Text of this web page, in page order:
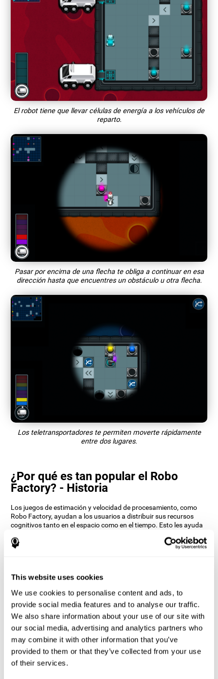
This website uses cookies
We use cookies to personalise content and ads, to
provide social media features and to analyse our traffic.
We also share information about your use of our site with
our social media, advertising and analytics partners who
may combine it with other information that you’ve
provided to them or that they’ve collected from your use
of their services.
El robot tiene que llevar células de energía a los vehículos de
reparto.
Pasar por encima de una flecha te obliga a continuar en esa
dirección hasta que encuentres un obstáculo u otra flecha.
Los teletransportadores te permiten moverte rápidamente
entre dos lugares.
¿Por qué es tan popular el Robo
Factory? - Historia
Los juegos de estimación y velocidad de procesamiento, como
Robo Factory, ayudan a los usuarios a distribuir sus recursos
cognitivos tanto en el espacio como en el tiempo. Esto les ayuda
mantiene al usuario entretenido mientras trabaja sus diferentes
habilidades cognitivas.
Factory” mis habilidades cognitivas?
Jugar a Robo Factory estimula un patrón de activación neural
específico. Repetir y entrenar de manera consistente este patrón,
puede ayudar a crear nuevas sinapsis, y a que los circuitos
neuronales se reorganicen y recuperen funciones cognitivas
debilitadas o dañadas.
El juego del Robo Factory ayuda a ejercitar la planificación, la
flexibilidad cognitiva y la percepción espacial. Estimular de
manera consistente estas habilidades, puede ayudar a crear